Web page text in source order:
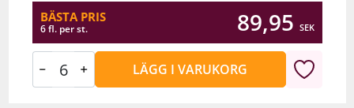
BÄSTA PRIS
6 fl. per st. 89,95 SEK
LÄGG I VARUKORG